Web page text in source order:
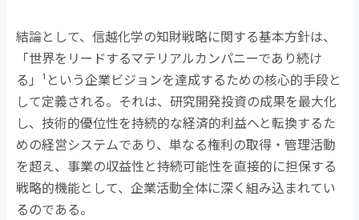
結論として、信越化学の知財戦略に関する基本方針は、
「世界をリードするマテリアルカンパニーであり続け
る」 ¹ という企業ビジョンを達成するための核心的手段と
して定義される。それは、研究開発投資の成果を最大化
し、技術的優位性を持続的な経済的利益へと転換するた
めの経営システムであり、単なる権利の取得・管理活動
を超え、事業の収益性と持続可能性を直接的に担保する
戦略的機能として、企業活動全体に深く組み込まれてい
るのである。